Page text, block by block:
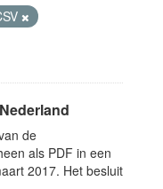
de
als PDF in een
2017. Het besluit